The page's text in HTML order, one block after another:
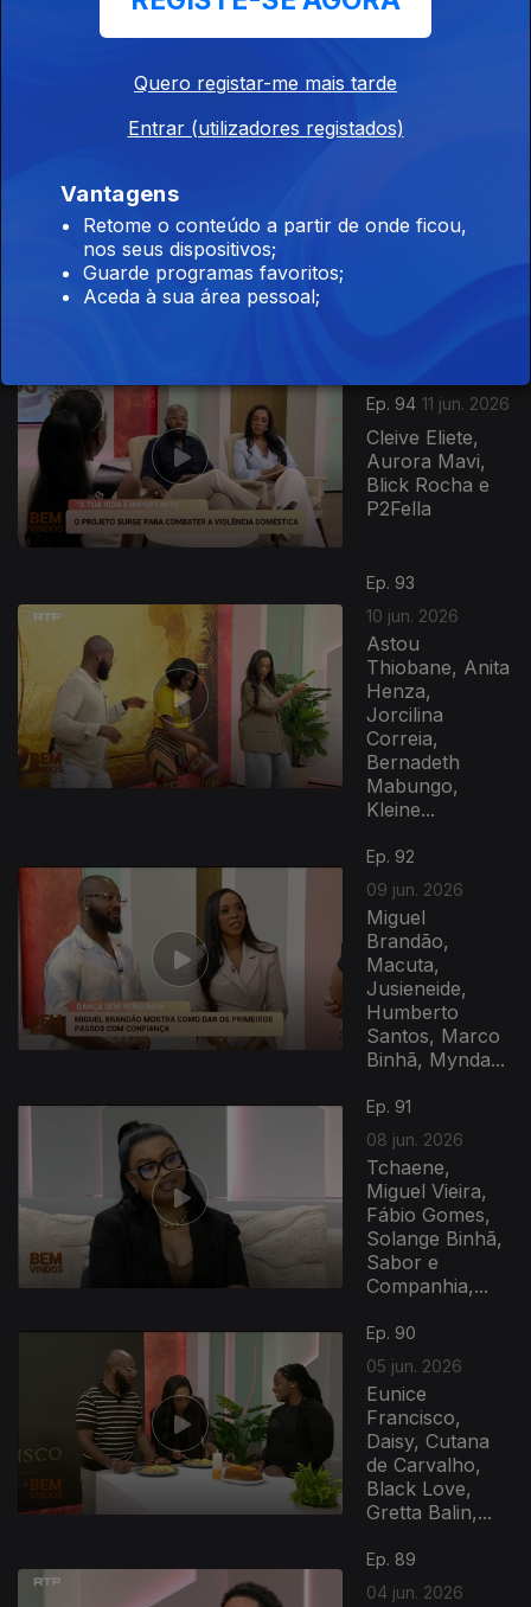
Daúto Faquirá,
Roberto
Santos, Filipa
Tavares, Tally,...
Vânia Canhanga
Brito, Djarai
Ep. 94 11 jun. 2026
Cleive Eliete,
Aurora Mavi,
Blick Rocha e
P2Fella
Ep. 93
10 jun. 2026
Astou
Thiobane, Anita
Henza,
Jorcilina
Correia,
Bernadeth
Mabungo,
Kleine...
Ep. 92
09 jun. 2026
Miguel
Brandão,
Macuta,
Jusieneide,
Humberto
Santos, Marco
Binhã, Mynda...
Ep. 91
08 jun. 2026
Tchaene,
Miguel Vieira,
Fábio Gomes,
Solange Binhã,
Sabor e
Companhia,...
Ep. 90
05 jun. 2026
Eunice
Francisco,
Daisy, Cutana
de Carvalho,
Black Love,
Gretta Balin,...
Ep. 89
04 jun. 2026
Quero registar-me mais tarde
Entrar (utilizadores registados)
Vantagens
Retome o conteúdo a partir de onde ficou,
nos seus dispositivos;
Guarde programas favoritos;
Aceda à sua área pessoal;